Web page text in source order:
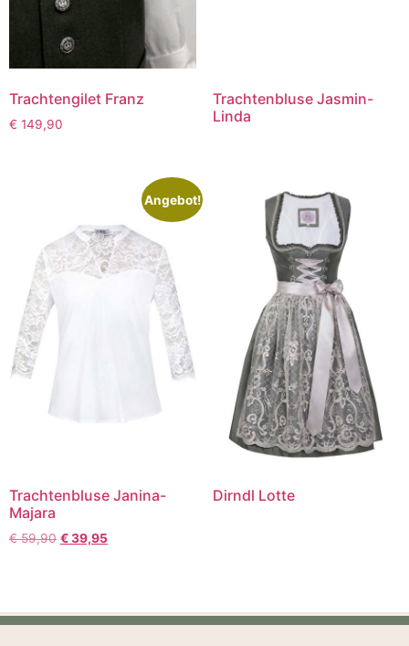
Trachtengilet Franz
€ 149,90
Trachtenbluse Jasmin-
Linda
Angebot!
Trachtenbluse Janina-
Majara
€59,90 €39,95
Dirndl Lotte